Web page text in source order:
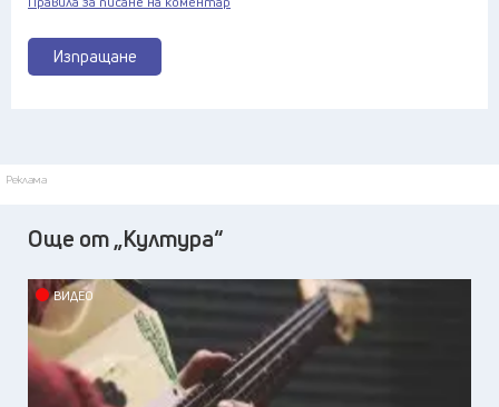
Изпращане
Реклама
Още от „Култура“
ВИДЕО